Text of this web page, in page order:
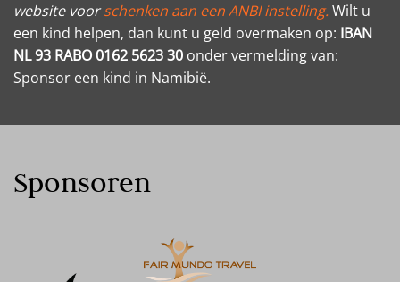
website voorschenken aan een ANBI instelling.Wilt u
een kind helpen, dan kunt u geld overmaken op: IBAN
NL 93 RABO 0162 5623 30 onder vermelding van:
Sponsor een kind in Namibië.
Sponsoren